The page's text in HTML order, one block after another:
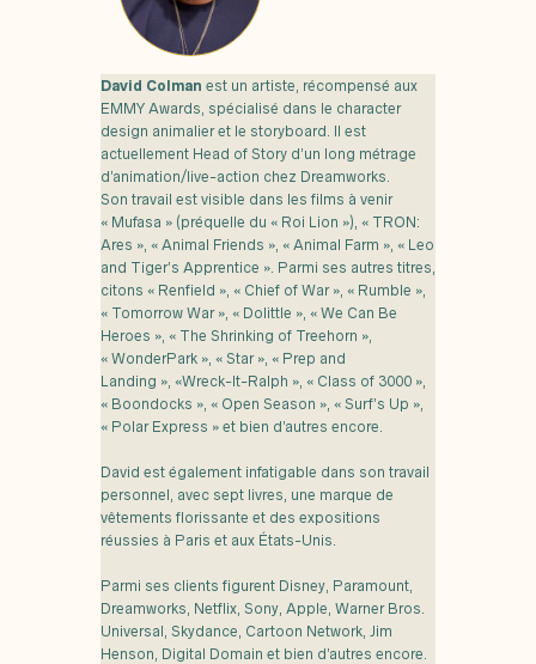
David Colman est un artiste, récompensé aux
EMMY Awards, spécialisé dans le character
design animalier et le storyboard. Il est
actuellement Head of Story d’un long métrage
d’animation/live-action chez Dreamworks.
Son travail est visible dans les films à venir
« Mufasa » (préquelle du « Roi Lion »), « TRON:
Ares », « Animal Friends », « Animal Farm », « Leo
and Tiger’s Apprentice ». Parmi ses autres titres,
citons « Renfield », « Chief of War », « Rumble »,
« Tomorrow War », « Dolittle », « We Can Be
Heroes », « The Shrinking of Treehorn »,
« WonderPark », « Star », « Prep and
Landing », «Wreck-It-Ralph », « Class of 3000 »,
« Boondocks », « Open Season », « Surf’s Up »,
« Polar Express » et bien d’autres encore.
David est également infatigable dans son travail
personnel, avec sept livres, une marque de
vêtements florissante et des expositions
réussies à Paris et aux États-Unis.
Parmi ses clients figurent Disney, Paramount,
Dreamworks, Netflix, Sony, Apple, Warner Bros.
Universal, Skydance, Cartoon Network, Jim
Henson, Digital Domain et bien d’autres encore.